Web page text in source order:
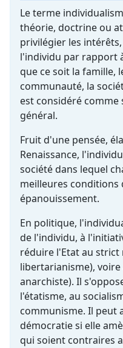
Le terme
théorie, doctrine ou
privilégier les
l'individu par rapport
que ce soit la famille,
communauté, la
est considéré
général.
Fruit d'une pensée,
Renaissance,
société dans lequel
meilleures conditions
épanouissement.
En politique,
de l'individu, à
réduire l'Etat au
libertarianisme),
anarchiste). Il
l'étatisme, au
communisme. Il peut
démocratie si elle
qui soient contraires